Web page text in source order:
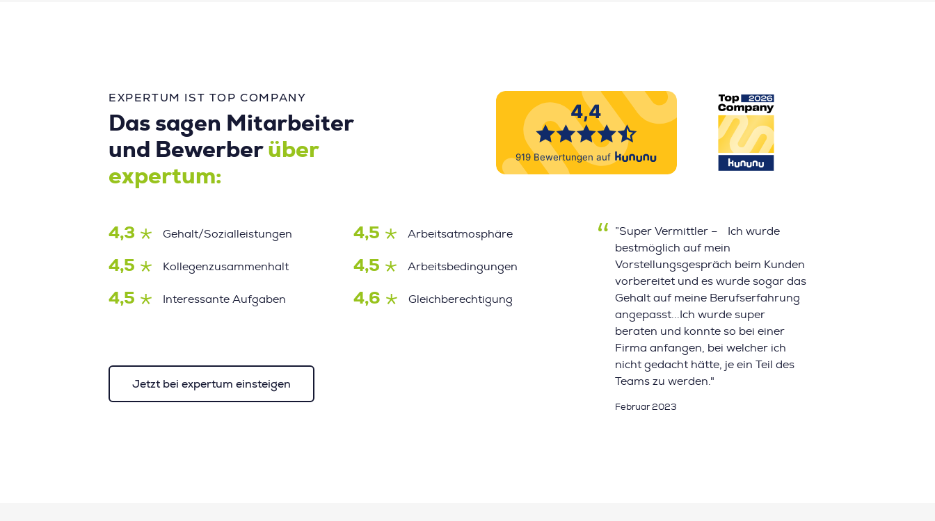
EXPERTUM IST TOP COMPANY
Das sagen Mitarbeiter
und Bewerber über
expertum:
4,3 Gehalt/Sozialleistungen 4,5 Arbeitsatmosphäre
4,5 Kollegenzusammenhalt 4,5 Arbeitsbedingungen
4,5 Interessante Aufgaben 4,6 Gleichberechtigung
Jetzt bei expertum einsteigen
”Super Vermittler – Ich wurde
bestmöglich auf mein
Vorstellungsgespräch beim Kunden
vorbereitet und es wurde sogar das
Gehalt auf meine Berufserfahrung
angepasst...Ich wurde super
beraten und konnte so bei einer
Firma anfangen, bei welcher ich
nicht gedacht hätte, je ein Teil des
Teams zu werden."
Februar 2023